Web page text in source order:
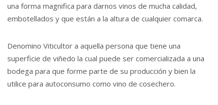
una forma magnifica para darnos vinos de mucha calidad,
embotellados y que están a la altura de cualquier comarca.
Denomino Viticultor a aquella persona que tiene una
superficie de viñedo la cual puede ser comercializada a una
bodega para que forme parte de su producción y bien la
utilice para autoconsumo como vino de cosechero.